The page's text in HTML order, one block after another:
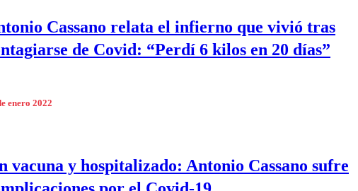
Cassano relata el infierno que vivió tras
de Covid: “Perdí 6 kilos en 20 días”
enero 2022
vacuna y hospitalizado: Antonio Cassano sufre